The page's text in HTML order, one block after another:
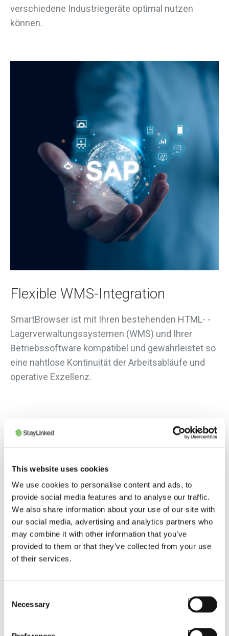
This website uses cookies
We use cookies to personalise content and ads, to
provide social media features and to analyse our traffic.
We also share information about your use of our site with
our social media, advertising and analytics partners who
may combine it with other information that you’ve
provided to them or that they’ve collected from your use
of their services.
Selection
Necessary
verschiedene Industriegeräte optimal nutzen
können.
Flexible WMS-Integration
SmartBrowser ist mit Ihren bestehenden HTML- -
Lagerverwaltungssystemen (WMS) und Ihrer
Betriebssoftware kompatibel und gewährleistet so
eine nahtlose Kontinuität der Arbeitsabläufe und
operative Exzellenz.
industriellen Browser „
“ heraus
StayLinked SmartBrowser bietet einen
unmittelbaren Mehrwert für Ihre industriellen
Abläufe und liefert konkrete Vorteile, die sich direkt
auf Ihre betriebliche Produktivität auswirken.
Ihre Hardware-Investitionen maximiert und eine
gewährleistet.